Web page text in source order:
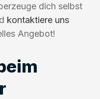
dich selbst
kontaktiere uns
Angebot!